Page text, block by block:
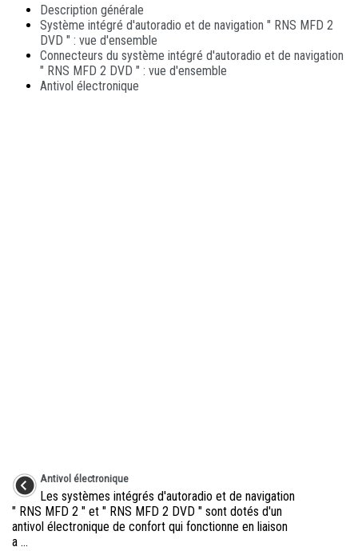
Description générale
Système intégré d'autoradio et de navigation " RNS MFD 2
DVD " : vue d'ensemble
Connecteurs du système intégré d'autoradio et de navigation
" RNS MFD 2 DVD " : vue d'ensemble
Antivol électronique
Antivol électronique
Les systèmes intégrés d'autoradio et de navigation
" RNS MFD 2 " et " RNS MFD 2 DVD " sont dotés d'un
antivol électronique de confort qui fonctionne en liaison
a ...